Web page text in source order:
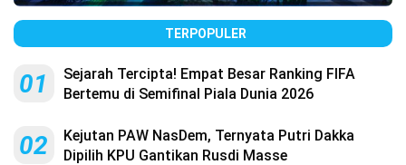
TERPOPULER
01
Sejarah Tercipta! Empat Besar Ranking FIFA
Bertemu di Semifinal Piala Dunia 2026
02
Kejutan PAW NasDem, Ternyata Putri Dakka
Dipilih KPU Gantikan Rusdi Masse